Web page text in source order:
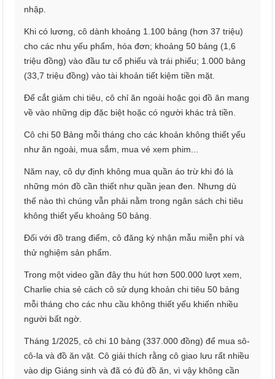
nhập.
Khi có lương, cô dành khoảng 1.100 bảng (hơn 37 triệu)
cho các nhu yếu phẩm, hóa đơn; khoảng 50 bảng (1,6
triệu đồng) vào đầu tư cổ phiếu và trái phiếu; 1.000 bảng
(33,7 triệu đồng) vào tài khoản tiết kiệm tiền mặt.
Để cắt giảm chi tiêu, cô chỉ ăn ngoài hoặc gọi đồ ăn mang
về vào những dịp đặc biệt hoặc có người khác trả tiền.
Cô chi 50 Bảng mỗi tháng cho các khoản không thiết yếu
như ăn ngoài, mua sắm, mua vé xem phim...
Năm nay, cô dự định không mua quần áo trừ khi đó là
những món đồ cần thiết như quần jean đen. Nhưng dù
thế nào thì chúng vẫn phải nằm trong ngân sách chi tiêu
không thiết yếu khoảng 50 bảng.
Đối với đồ trang điểm, cô đăng ký nhận mẫu miễn phí và
thử nghiệm sản phẩm.
Trong một video gần đây thu hút hơn 500.000 lượt xem,
Charlie chia sẻ cách cô sử dụng khoản chi tiêu 50 bảng
mỗi tháng cho các nhu cầu không thiết yếu khiến nhiều
người bất ngờ.
Tháng 1/2025, cô chi 10 bảng (337.000 đồng) để mua sô-
cô-la và đồ ăn vặt. Cô giải thích rằng cô giao lưu rất nhiều
vào dịp Giáng sinh và đã có đủ đồ ăn, vì vậy không cần